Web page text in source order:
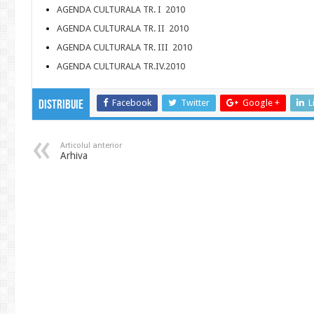
AGENDA CULTURALA TR. I 2010
AGENDA CULTURALA TR. II 2010
AGENDA CULTURALA TR. III 2010
AGENDA CULTURALA TR.IV.2010
Distribuie Facebook Twitter Google +
Articolul anterior
Arhiva